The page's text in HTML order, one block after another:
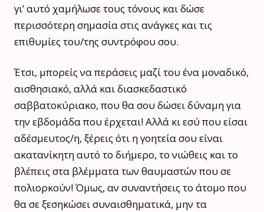
γι’ αυτό χαμήλωσε τους τόνους και δώσε
περισσότερη σημασία στις ανάγκες και τις
επιθυμίες του/της συντρόφου σου.
Έτσι, μπορείς να περάσεις μαζί του ένα μοναδικό,
αισθησιακό, αλλά και διασκεδαστικό
σαββατοκύριακο, που θα σου δώσει δύναμη για
την εβδομάδα που έρχεται! Αλλά κι εσύ που είσαι
αδέσμευτος/η, ξέρεις ότι η γοητεία σου είναι
ακατανίκητη αυτό το διήμερο, το νιώθεις και το
βλέπεις στα βλέμματα των θαυμαστών που σε
πολιορκούν! Όμως, αν συναντήσεις το άτομο που
θα σε ξεσηκώσει συναισθηματικά, μην τα